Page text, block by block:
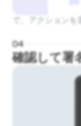
で、アクション
04
確認して署